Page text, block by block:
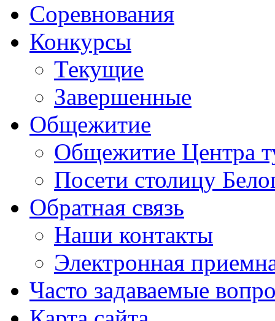
Соревнования
Конкурсы
Текущие
Завершенные
Общежитие
Общежитие Центра
Посети столицу
Обратная связь
Наши контакты
Электронная
Часто задаваемые